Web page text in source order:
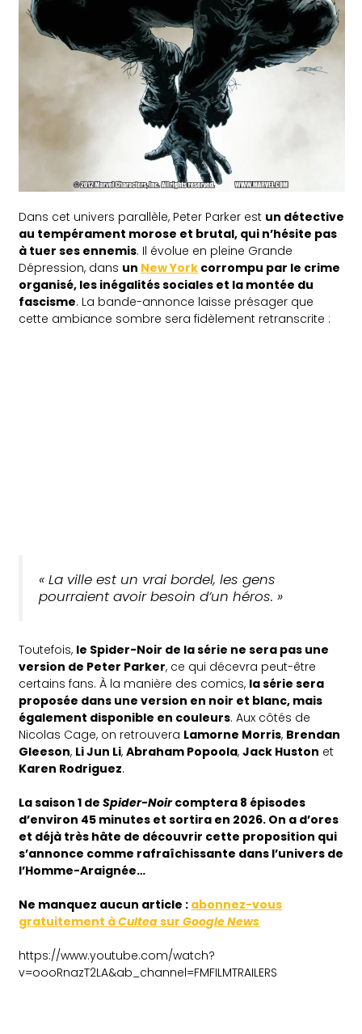
Dans cet univers parallèle, Peter Parker est un détective
au tempérament morose et brutal, qui n’hésite pas
à tuer ses ennemis. Il évolue en pleine Grande
Dépression, dans un New York corrompu par le crime
organisé, les inégalités sociales et la montée du
fascisme. La bande-annonce laisse présager que
cette ambiance sombre sera fidèlement retranscrite :
« La ville est un vrai bordel, les gens
pourraient avoir besoin d’un héros. »
Toutefois, le Spider-Noir de la série ne sera pas une
version de Peter Parker, ce qui décevra peut-être
certains fans. À la manière des comics, la série sera
proposée dans une version en noir et blanc, mais
également disponible en couleurs. Aux côtés de
Nicolas Cage, on retrouvera Lamorne Morris, Brendan
Gleeson, Li Jun Li,Abraham Popoola,Jack Huston et
Karen Rodriguez.
La saison 1 deSpider-Noircomptera 8 épisodes
d’environ 45 minutes et sortira en 2026. On a d’ores
et déjà très hâte de découvrir cette proposition qui
s’annonce comme rafraîchissante dans l’univers de
l’Homme-Araignée…
Ne manquez aucun article : abonnez-vous
gratuitement àCulteasur Google News
https://www.youtube.com/watch?
v=oooRnazT2LA&ab_channel=FMFILMTRAILERS